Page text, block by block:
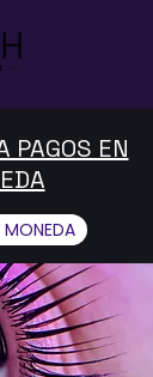
PAGOS EN